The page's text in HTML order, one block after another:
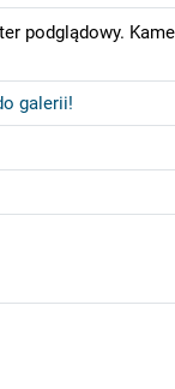
podglądowy.
galerii!